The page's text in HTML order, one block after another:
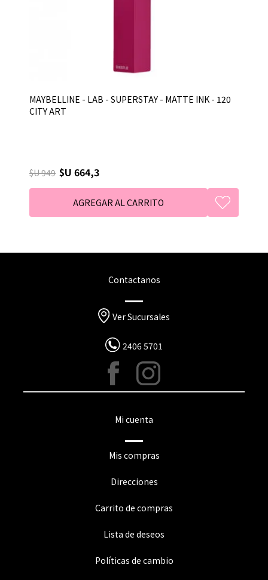
MAYBELLINE - LAB - SUPERSTAY - MATTE INK - 120
CITY ART
$U 949 $U 664,3
Contactanos
Ver Sucursales
2406 5701
Mi cuenta
Mis compras
Direcciones
Carrito de compras
Lista de deseos
Políticas de cambio